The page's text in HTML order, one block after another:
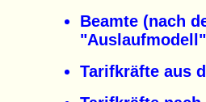
Beamte (nach
Tarifkräfte aus